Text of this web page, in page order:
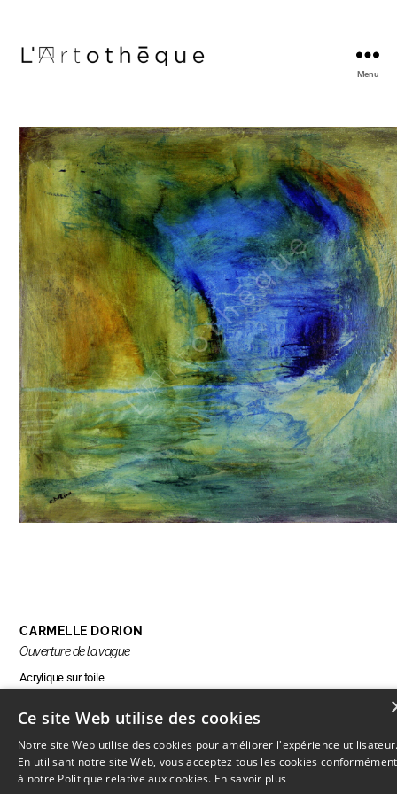
Menu
CARMELLE DORION
Ouverture de la vague
Acrylique sur toile
RÉSERVER CETTE OEUVRE
Ce site Web utilise des cookies
Notre site Web utilise des cookies pour améliorer l'expérience
En utilisant notre site Web, vous acceptez tous les cookies conformément
à notre Politique relative aux cookies. En savoir plus